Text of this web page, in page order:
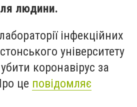
людини.
інфекційних
університету
коронавірус за
це повідомляє